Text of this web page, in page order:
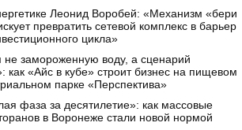
Леонид Воробей: «Механизм «бери
превратить сетевой комплекс в барьер
цикла»
замороженную воду, а сценарий
как «Айс в кубе» строит бизнес на пищевом
парке «Перспектива»
фаза за десятилетие»: как массовые
в Воронеже стали новой нормой